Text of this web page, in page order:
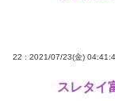
22 : 2021/07/23(金)
スレタイ